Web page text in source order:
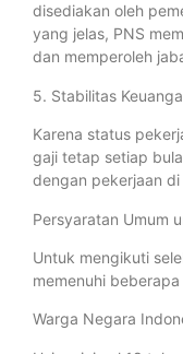
disediakan oleh
yang jelas, PNS
dan memperoleh
5. Stabilitas
Karena status
gaji tetap setiap
dengan pekerjaan
Persyaratan Umum
Untuk mengikuti
memenuhi
Warga Negara